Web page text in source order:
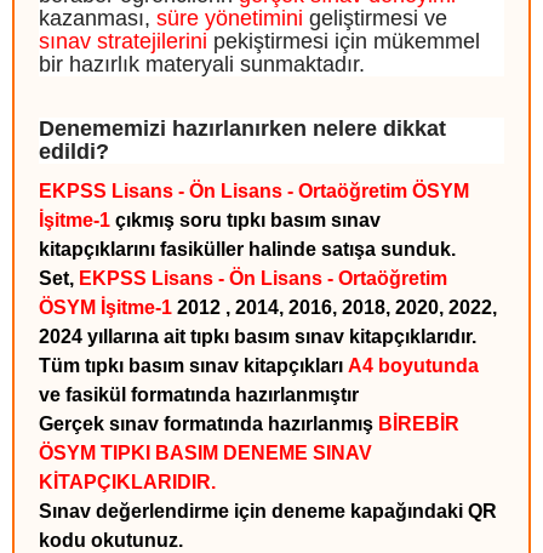
kazanması, süre yönetimini geliştirmesi ve
sınav stratejilerini pekiştirmesi için mükemmel
bir hazırlık materyali sunmaktadır.
Denememizi hazırlanırken nelere dikkat
edildi?
EKPSS Lisans - Ön Lisans - Ortaöğretim ÖSYM
İşitme-1 çıkmış soru tıpkı basım sınav
kitapçıklarını fasiküller halinde satışa sunduk.
Set, EKPSS Lisans - Ön Lisans - Ortaöğretim
ÖSYM İşitme-1 2012 , 2014, 2016, 2018, 2020, 2022,
2024 yıllarına ait tıpkı basım sınav kitapçıklarıdır.
Tüm tıpkı basım sınav kitapçıkları A4 boyutunda
ve fasikül formatında hazırlanmıştır
Gerçek sınav formatında hazırlanmış BİREBİR
ÖSYM TIPKI BASIM DENEME SINAV
KİTAPÇIKLARIDIR.
Sınav değerlendirme için deneme kapağındaki QR
kodu okutunuz.